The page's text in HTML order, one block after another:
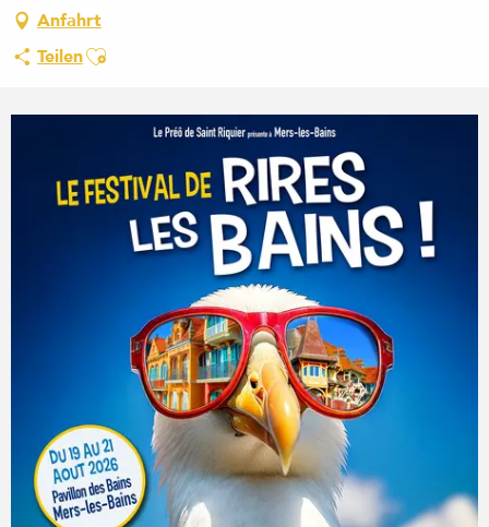
Anfahrt
TeilenAjouter aux favoris